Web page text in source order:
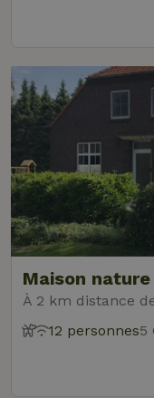
Maison
À 2 km distance
12 personnes5